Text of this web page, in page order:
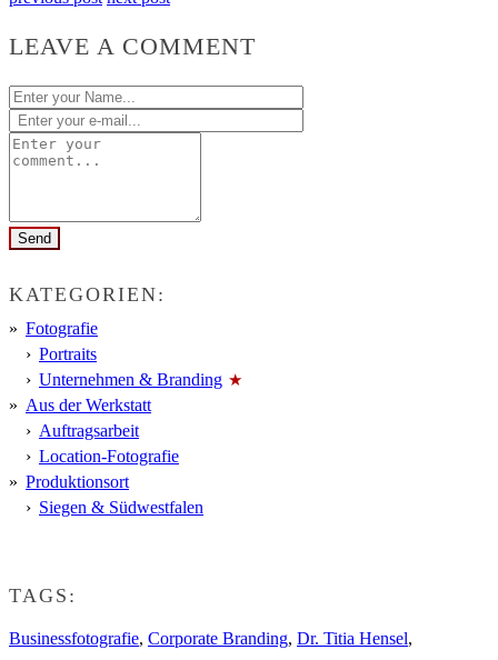
LEAVE A COMMENT
KATEGORIEN:
Fotografie
Portraits
Unternehmen & Branding
Aus der Werkstatt
Auftragsarbeit
Location-Fotografie
Produktionsort
Siegen & Südwestfalen
TAGS:
Businessfotografie, Corporate Branding, Dr. Titia Hensel,